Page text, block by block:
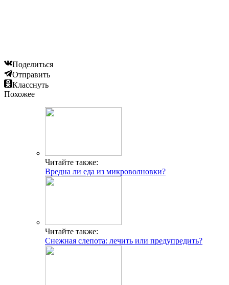
Поделиться
Отправить
Класснуть
Похожее
Читайте также:
Вредна ли еда из микроволновки?
Читайте также:
Снежная слепота: лечить или предупредить?